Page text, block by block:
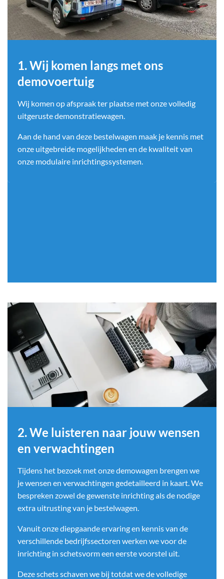
1. Wij komen langs met ons
demovoertuig
Wij komen op afspraak ter plaatse met onze volledig
uitgeruste demonstratiewagen.
Aan de hand van deze bestelwagen maak je kennis met
onze uitgebreide mogelijkheden en de kwaliteit van
onze modulaire inrichtingssystemen.
2. We luisteren naar jouw wensen
en verwachtingen
Tijdens het bezoek met onze demowagen brengen we
je wensen en verwachtingen gedetailleerd in kaart. We
bespreken zowel de gewenste inrichting als de nodige
extra uitrusting van je bestelwagen.
Vanuit onze diepgaande ervaring en kennis van de
verschillende bedrijfssectoren werken we voor de
inrichting in schetsvorm een eerste voorstel uit.
Deze schets schaven we bij totdat we de volledige